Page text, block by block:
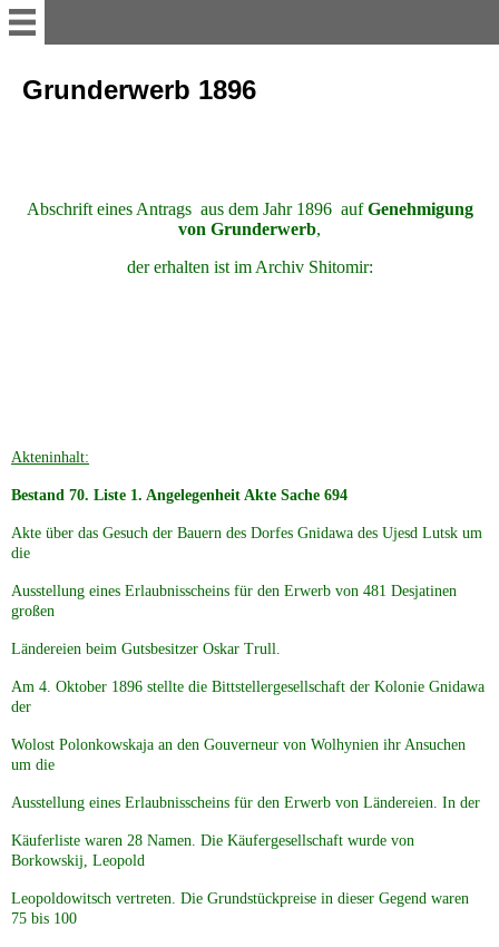
myvolyn
Reise-Impressionen 2016
Reise-Impressionen 2017
Heimat WOLHYNIEN
Genealogie
WOLHYNIEN spezial
historische Publikationen
UKRAINE
CHOLMERLAND
Grunderwerb 1896
Abschrift eines Antrags aus dem Jahr 1896aufGenehmigung
von Grunderwerb,
der erhalten ist im Archiv Shitomir:
Akteninhalt:
Bestand 70. Liste 1. Angelegenheit Akte Sache 694
Akte über das Gesuch der Bauern des Dorfes Gnidawa des Ujesd Lutsk um
die
Ausstellung eines Erlaubnisscheins für den Erwerb von 481 Desjatinen
großen
Ländereien beim Gutsbesitzer Oskar Trull.
Am 4. Oktober 1896 stellte die Bittstellergesellschaft der Kolonie Gnidawa
der
Wolost Polonkowskaja an den Gouverneur von Wolhynien ihr Ansuchen
um die
Ausstellung eines Erlaubnisscheins für den Erwerb von Ländereien. In der
Käuferliste waren 28 Namen. Die Käufergesellschaft wurde von
Borkowskij, Leopold
Leopoldowitsch vertreten. Die Grundstückpreise in dieser Gegend waren
75 bis 100